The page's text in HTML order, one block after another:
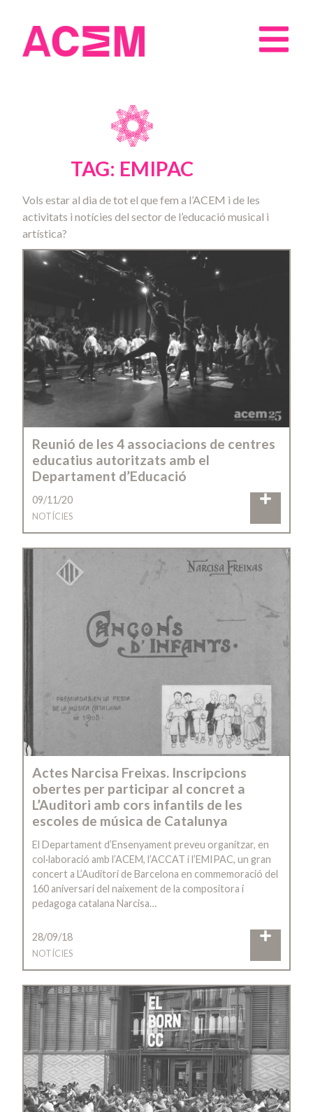
TAG: EMIPAC
Vols estar al dia de tot el que fem a l’ACEM i de les
activitats i notícies del sector de l’educació musical i
artística?
Reunió de les 4 associacions de centres
educatius autoritzats amb el
Departament d’Educació
09/11/20
NOTÍCIES
Actes Narcisa Freixas. Inscripcions
obertes per participar al concret a
L’Auditori amb cors infantils de les
escoles de música de Catalunya
El Departament d’Ensenyament preveu organitzar, en
col·laboració amb l’ACEM, l’ACCAT i l’EMIPAC, un gran
concert a L’Auditori de Barcelona en commemoració del
160 aniversari del naixement de la compositora i
pedagoga catalana Narcisa…
28/09/18
NOTÍCIES